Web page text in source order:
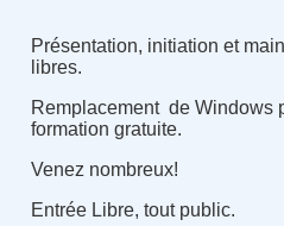
Présentation, initiation et
libres.
Remplacement de Windows
formation gratuite.
Venez nombreux!
Entrée Libre, tout public.